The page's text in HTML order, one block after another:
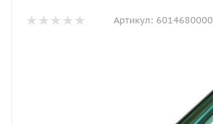
Артикул: 6014680000